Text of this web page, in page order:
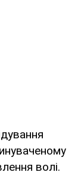
волі.